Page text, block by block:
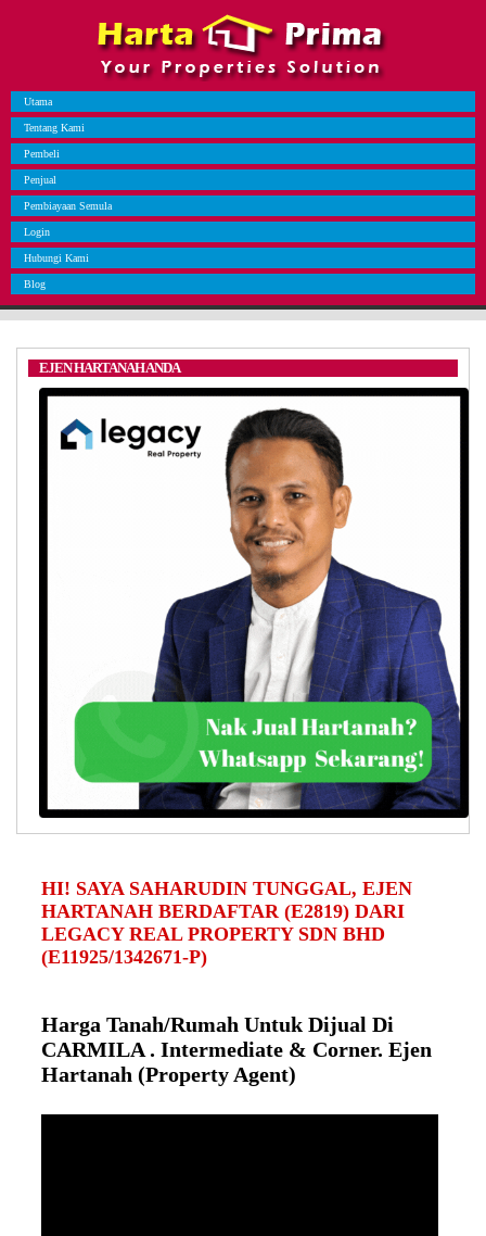
Utama
Tentang Kami
Pembeli
Penjual
Pembiayaan Semula
Login
Hubungi Kami
Blog
EJEN HARTANAH ANDA
HI! SAYA SAHARUDIN TUNGGAL, EJEN
HARTANAH BERDAFTAR (E2819) DARI
LEGACY REAL PROPERTY SDN BHD
(E11925/1342671-P)
Harga Tanah/Rumah Untuk Dijual Di
CARMILA . Intermediate & Corner. Ejen
Hartanah (Property Agent)